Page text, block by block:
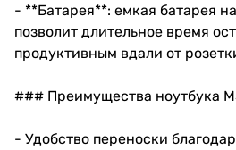
- **Батарея**: емкая батарея
позволит длительное время
продуктивным вдали от
### Преимущества ноутбука
- Удобство переноски